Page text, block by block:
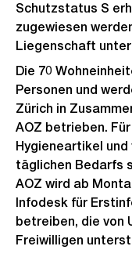
Schutzstatus S
zugewiesen
Liegenschaft
Die 70
Personen und
Zürich in
AOZ betrieben.
Hygieneartikel
täglichen Bedarfs
AOZ wird ab
Infodesk für
betreiben, die von
Freiwilligen